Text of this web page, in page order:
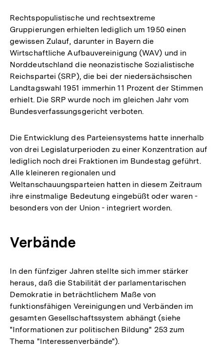
Rechtspopulistische und rechtsextreme
Gruppierungen erhielten lediglich um 1950 einen
gewissen Zulauf, darunter in Bayern die
Wirtschaftliche Aufbauvereinigung (WAV) und in
Norddeutschland die neonazistische Sozialistische
Reichspartei (SRP), die bei der niedersächsischen
Landtagswahl 1951 immerhin 11 Prozent der Stimmen
erhielt. Die SRP wurde noch im gleichen Jahr vom
Bundesverfassungsgericht verboten.
Die Entwicklung des Parteiensystems hatte innerhalb
von drei Legislaturperioden zu einer Konzentration auf
lediglich noch drei Fraktionen im Bundestag geführt.
Alle kleineren regionalen und
Weltanschauungsparteien hatten in diesem Zeitraum
ihre einstmalige Bedeutung eingebüßt oder waren -
besonders von der Union - integriert worden.
Verbände
In den fünfziger Jahren stellte sich immer stärker
heraus, daß die Stabilität der parlamentarischen
Demokratie in beträchtlichem Maße von
funktionsfähigen Vereinigungen und Verbänden im
gesamten Gesellschaftssystem abhängt (siehe
"Informationen zur politischen Bildung" 253 zum
Thema "Interessenverbände").